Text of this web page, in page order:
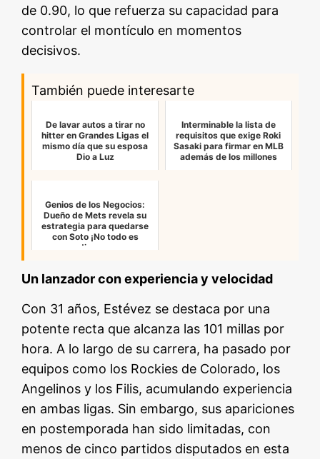
de 0.90, lo que refuerza su capacidad para
controlar el montículo en momentos
decisivos.
También puede interesarte
De lavar autos a tirar no
hitter en Grandes Ligas el
mismo día que su esposa
Dio a Luz
Interminable la lista de
requisitos que exige Roki
Sasaki para firmar en MLB
además de los millones
Genios de los Negocios:
Dueño de Mets revela su
estrategia para quedarse
con Soto ¡No todo es
dinero…
Un lanzador con experiencia y velocidad
Con 31 años, Estévez se destaca por una
potente recta que alcanza las 101 millas por
hora. A lo largo de su carrera, ha pasado por
equipos como los Rockies de Colorado, los
Angelinos y los Filis, acumulando experiencia
en ambas ligas. Sin embargo, sus apariciones
en postemporada han sido limitadas, con
menos de cinco partidos disputados en esta